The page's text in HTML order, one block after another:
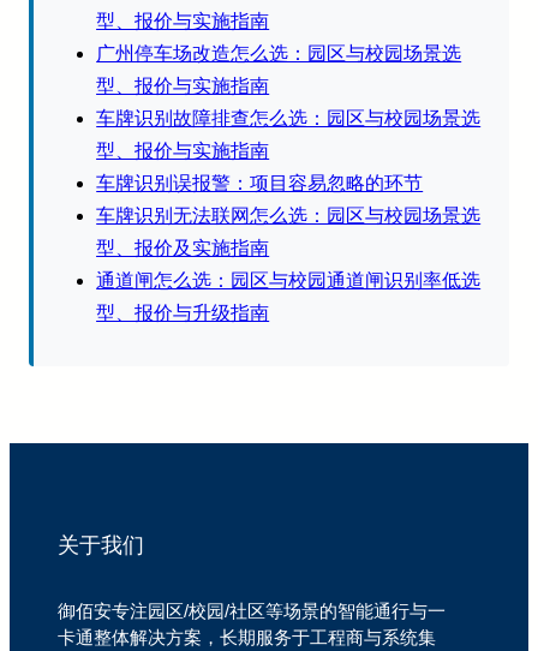
型、报价与实施指南
广州停车场改造怎么选：园区与校园场景选
型、报价与实施指南
车牌识别故障排查怎么选：园区与校园场景选
型、报价与实施指南
车牌识别误报警：项目容易忽略的环节
车牌识别无法联网怎么选：园区与校园场景选
型、报价及实施指南
通道闸怎么选：园区与校园通道闸识别率低选
型、报价与升级指南
关于我们
御佰安专注园区/校园/社区等场景的智能通行与一
卡通整体解决方案，长期服务于工程商与系统集